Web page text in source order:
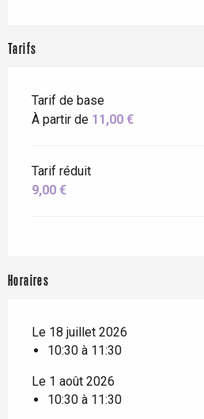
Tarifs
Tarif de base
À partir de 11,00 €
Tarif réduit
9,00 €
Horaires
Le 18 juillet 2026
10:30 à 11:30
Le 1 août 2026
10:30 à 11:30